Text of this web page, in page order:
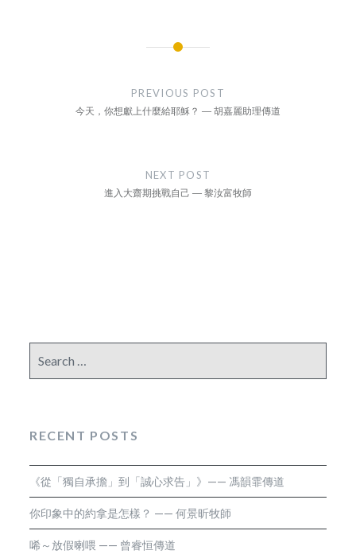
PREVIOUS POST
今天，你想獻上什麼給耶穌？ — 胡嘉麗助理傳道
NEXT POST
進入大齋期挑戰自己 — 黎汝富牧師
for:
RECENT POSTS
《從「獨自承擔」到「誠心求告」》—— 馮韻霏傳道
你印象中的約拿是怎樣？ —— 何景昕牧師
唏～放假喇喂 —— 曾睿恒傳道